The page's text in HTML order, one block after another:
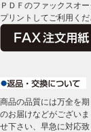
ＰＤＦのファックスオ
プリントしてご利用くだ
商品の品質には万全を
のお届けなどがござい
せ下さい、早急に対応致